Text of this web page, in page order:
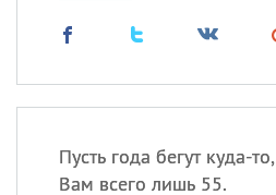
Пусть года бегут куда-то,
Вам всего лишь 55.